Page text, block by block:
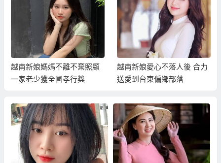
越南新娘媽媽不離不棄照顧
一家老少獲全國孝行獎
越南新娘愛心不落人後 合力
送愛到台東偏鄉部落